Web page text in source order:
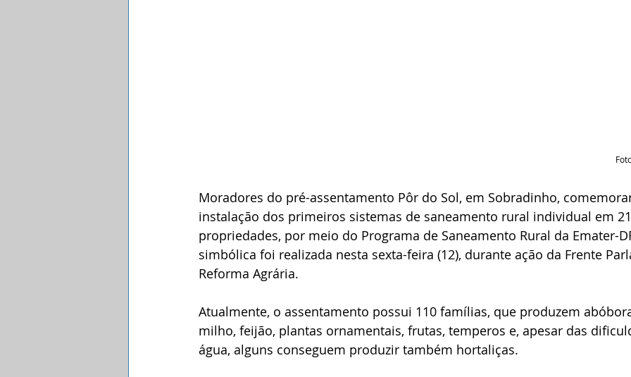
Moradores do pré-assentamento Pôr do Sol, em Sobradinho,
instalação dos primeiros sistemas de saneamento rural individual em
propriedades, por meio do Programa de Saneamento Rural da Emater-
simbólica foi realizada nesta sexta-feira (12), durante ação da Frente
Reforma Agrária.
Atualmente, o assentamento possui 110 famílias, que produzem
milho, feijão, plantas ornamentais, frutas, temperos e, apesar das
água, alguns conseguem produzir também hortaliças.